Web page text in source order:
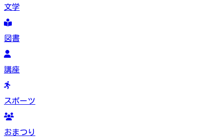
文学
図書
講座
スポーツ
おまつり